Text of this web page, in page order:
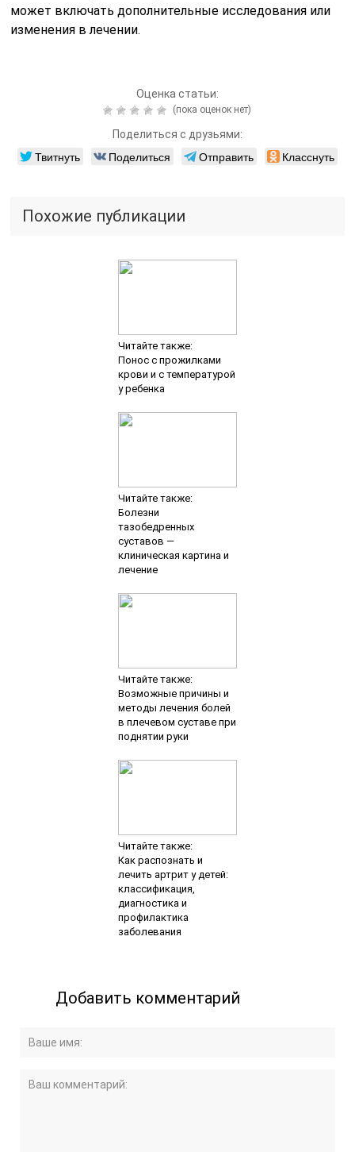
может включать дополнительные исследования или
изменения в лечении.
Оценка статьи:
(пока оценок нет)
Поделиться с друзьями:
Твитнуть Поделиться Отправить Класснуть
Похожие публикации
Читайте также:
Понос с прожилками
крови и с температурой
у ребенка
Читайте также:
Болезни
тазобедренных
суставов —
клиническая картина и
лечение
Читайте также:
Возможные причины и
методы лечения болей
в плечевом суставе при
поднятии руки
Читайте также:
Как распознать и
лечить артрит у детей:
классификация,
диагностика и
профилактика
заболевания
Добавить комментарий